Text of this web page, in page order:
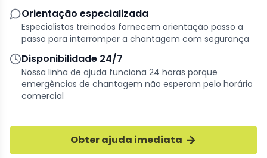
Orientação especializada
Especialistas treinados fornecem orientação passo a
passo para interromper a chantagem com segurança
Disponibilidade 24/7
Nossa linha de ajuda funciona 24 horas porque
emergências de chantagem não esperam pelo horário
comercial
Obter ajuda imediata